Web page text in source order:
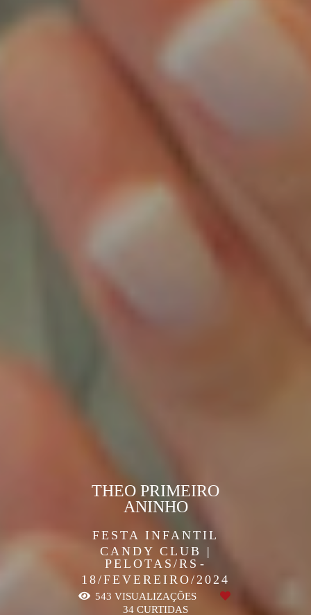
FESTA INFANTIL
CANDY CLUB |
PELOTAS/RS
18/FEVEREIRO/2024
THEO PRIMEIRO
ANINHO
543 VISUALIZAÇÕES
34 CURTIDAS